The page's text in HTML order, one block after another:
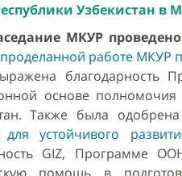
Узбекистан в
МКУР
работе МКУР
благодарность
основе
Также была
устойчивого
GIZ, Программе